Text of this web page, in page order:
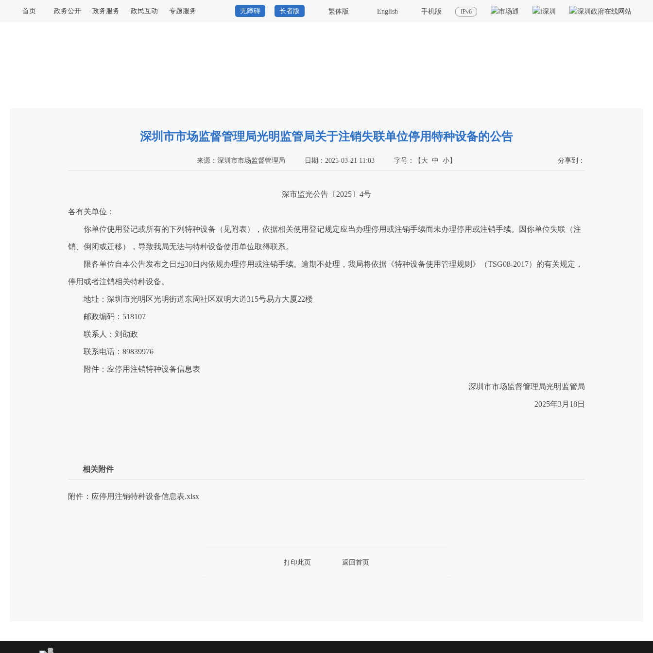
首页 政务公开 政务服务 政民互动 专题服务 无障碍 长者版 繁体版 English 手机版 IPv6
深圳市市场监督管理局光明监管局关于注销失联单位停用特种设备的公告
来源： 深圳市市场监督管理局 日期：2025-03-21 11:03 字号： 【 大 中 小】 分享到：
深市监光公告〔2025〕4号
各有关单位：
你单位使用登记或所有的下列特种设备（见附表），依据相关使用登记规定应当办理停用或注销手续而未办理停用或注销手续。因你单位失联（注
销、倒闭或迁移），导致我局无法与特种设备使用单位取得联系。
限各单位自本公告发布之日起30日内依规办理停用或注销手续。逾期不处理，我局将依据《特种设备使用管理规则》（TSG08-2017）的有关规定，
停用或者注销相关特种设备。
地址：深圳市光明区光明街道东周社区双明大道315号易方大厦22楼
邮政编码：518107
联系人：刘劭政
联系电话：89839976
附件：应停用注销特种设备信息表
深圳市市场监督管理局光明监管局
2025年3月18日
相关附件
附件：应停用注销特种设备信息表.xlsx
打印此页 返回首页